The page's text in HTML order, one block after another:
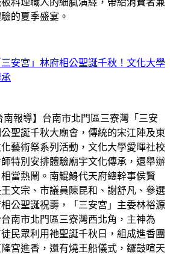
的夏季盛宴。
安宮」林府相公聖誕千秋！文化大學
南報導】台南市北門區三寮灣「三安
聖誕千秋大廟會，傳統的宋江陣及東
藝術祭系列活動，文化大學愛暉社校
特別安排體驗廟宇文化傳承，還舉辦
當熱鬧。南鯤鯓代天府總幹事侯賢
文宗、市議員陳昆和、謝舒凡、參選
公聖誕祝壽，「三安宮」主委林裕源
南市北門區三寮灣西北角，主神為
民眾利用祂聖誕千秋日，組成進香團
宮進香，還有燒王船儀式，鑼鼓喧天